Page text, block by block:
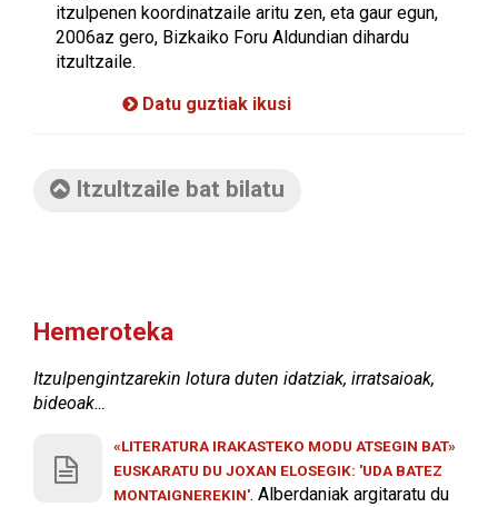
itzulpenen koordinatzaile aritu zen, eta gaur egun,
2006az gero, Bizkaiko Foru Aldundian dihardu
itzultzaile.
Datu guztiak ikusi
Itzultzaile bat bilatu
Hemeroteka
Itzulpengintzarekin lotura duten idatziak, irratsaioak,
bideoak…
«LITERATURA IRAKASTEKO MODU ATSEGIN BAT»
EUSKARATU DU JOXAN ELOSEGIK: 'UDA BATEZ
MONTAIGNEREKIN'. Alberdaniak argitaratu du